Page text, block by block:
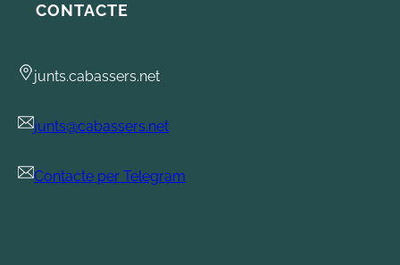
CONTACTE
junts.cabassers.net
junts@cabassers.net
Contacte per Telegram